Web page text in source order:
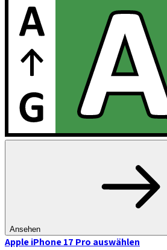
Ansehen
Apple iPhone 17 Pro auswählen